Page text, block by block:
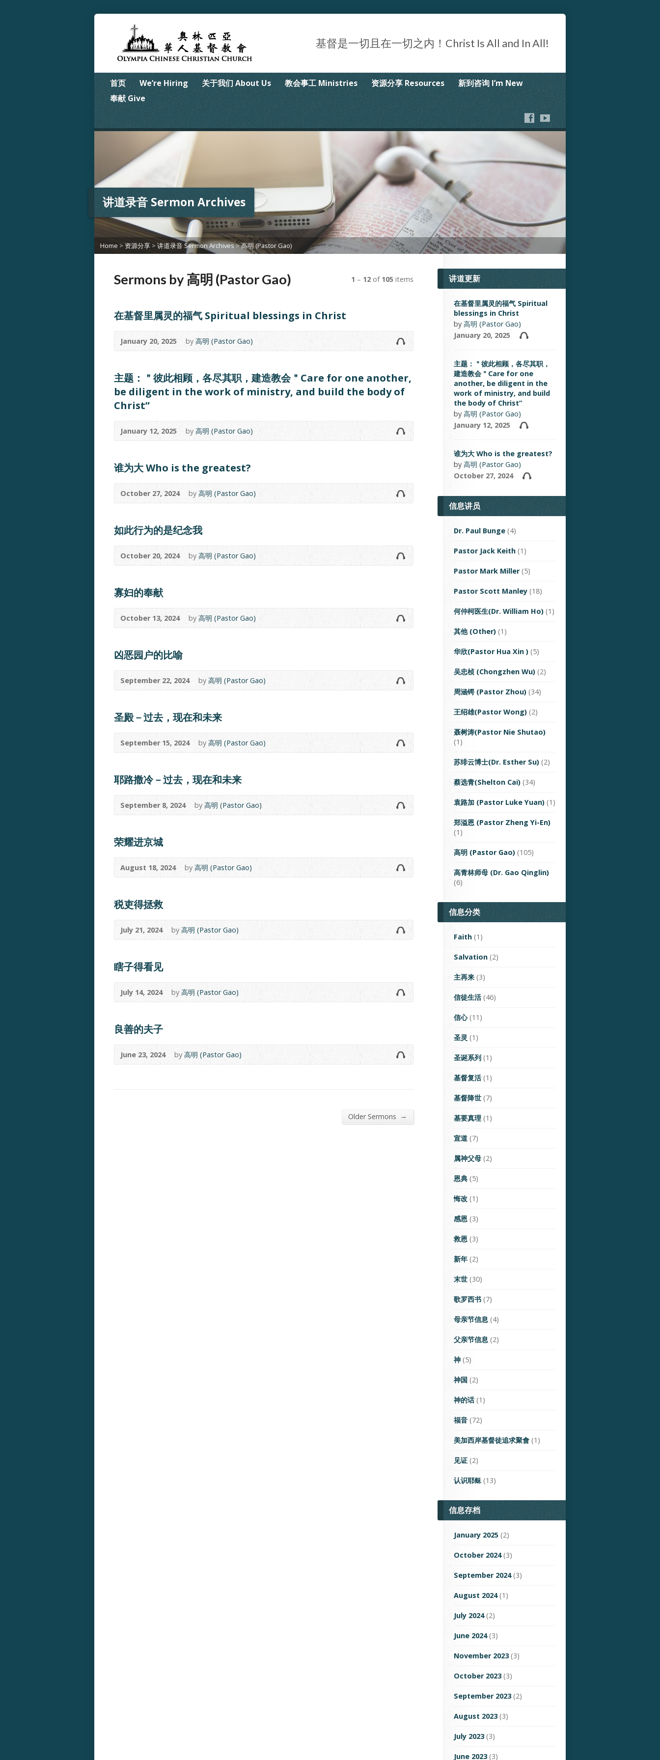
基督是一切且在一切之内！Christ Is All and In All!
首页 We’re Hiring 关于我们 About Us 教会事工 Ministries 资源分享 Resources
新到咨询 I’m New
奉献 Give
讲道录音 Sermon Archives
Home > 资源分享 > 讲道录音 Sermon Archives>高明 (Pastor Gao)
Sermons by 高明 (Pastor Gao) 1 – 12 of 105 items
在基督里属灵的福气 Spiritual blessings in Christ
January 20, 2025 by高明 (Pastor Gao)
主题：＂彼此相顾，各尽其职，建造教会＂Care for one another,
be diligent in the work of ministry, and build the body of
Christ”
January 12, 2025 by高明 (Pastor Gao)
谁为大 Who is the greatest?
October 27, 2024 by高明 (Pastor Gao)
如此行为的是纪念我
October 20, 2024 by高明 (Pastor Gao)
寡妇的奉献
October 13, 2024 by高明 (Pastor Gao)
凶恶园户的比喻
September 22, 2024 by高明 (Pastor Gao)
圣殿－过去，现在和未来
September 15, 2024 by高明 (Pastor Gao)
耶路撒冷－过去，现在和未来
September 8, 2024 by高明 (Pastor Gao)
荣耀进京城
August 18, 2024 by 高明 (Pastor Gao)
税吏得拯救
July 21, 2024 by高明 (Pastor Gao)
瞎子得看见
July 14, 2024 by高明 (Pastor Gao)
良善的夫子
June 23, 2024 by 高明 (Pastor Gao)
Older Sermons →
讲道更新
在基督里属灵的福气 Spiritual
blessings in Christ
by 高明 (Pastor Gao)
January 20, 2025
主题：＂彼此相顾，各尽其职，
建造教会＂Care for one
another, be diligent in the
work of ministry, and build
the body of Christ”
by 高明 (Pastor Gao)
January 12, 2025
谁为大 Who is the greatest?
by 高明 (Pastor Gao)
October 27, 2024
信息讲员
Dr. Paul Bunge (4)
Pastor Jack Keith (1)
Pastor Mark Miller(5)
Pastor Scott Manley (18)
何仲柯医生(Dr. William Ho) (1)
其他 (Other) (1)
华欣(Pastor Hua Xin ) (5)
吴忠桢 (Chongzhen Wu) (2)
周涵锷 (Pastor Zhou) (34)
王绍雄(Pastor Wong) (2)
聂树涛(Pastor Nie Shutao)
(1)
苏绯云博士(Dr. Esther Su) (2)
蔡选青(Shelton Cai) (34)
袁路加 (Pastor Luke Yuan) (1)
郑溢恩 (Pastor Zheng Yi-En)
(1)
高明 (Pastor Gao) (105)
高青林师母 (Dr. Gao Qinglin)
(6)
信息分类
Faith (1)
Salvation (2)
主再来 (3)
信徒生活(46)
信心(11)
圣灵 (1)
圣诞系列 (1)
基督复活(1)
基督降世 (7)
基要真理 (1)
宣道 (7)
属神父母 (2)
恩典 (5)
悔改 (1)
感恩 (3)
救恩 (3)
新年 (2)
末世 (30)
歌罗西书 (7)
母亲节信息 (4)
父亲节信息 (2)
神 (5)
神国 (2)
神的话(1)
福音 (72)
美加西岸基督徒追求聚會 (1)
见证 (2)
认识耶稣(13)
信息存档
January 2025 (2)
October 2024(3)
September 2024(3)
August 2024(1)
July 2024(2)
June 2024(3)
November 2023(3)
October 2023(3)
September 2023(2)
August 2023(3)
July 2023(3)
June 2023(3)